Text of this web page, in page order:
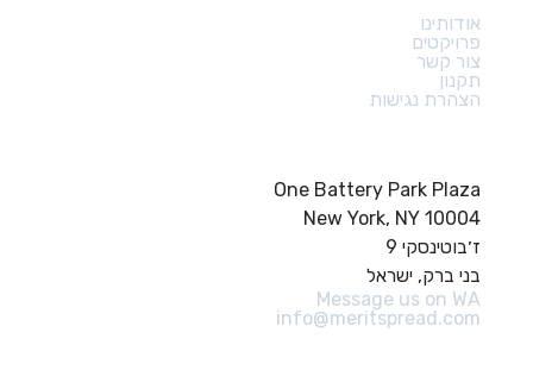
אודותינו
פרויקטים
צור קשר
תקנון
הצהרת נגישות
One Battery Park Plaza
New York, NY 10004
ז׳בוטינסקי 9
בני ברק, ישראל
Message us on WA
info@meritspread.com